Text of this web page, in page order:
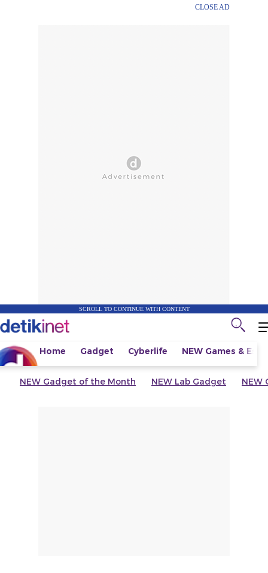
CLOSE AD
SCROLL TO CONTINUE WITH CONTENT
Home Gadget Cyberlife NEW Games &
NEW Gadget of the Month NEW Lab Gadget NEW